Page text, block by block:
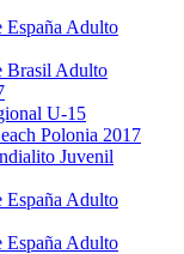
España Adulto
Brasil Adulto
U-15
Polonia 2017
Juvenil
España Adulto
España Adulto